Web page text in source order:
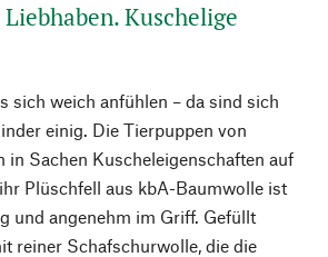
Kuschelige
sich weich anfühlen – da sind sich
einig. Die Tierpuppen von
in Sachen Kuscheleigenschaften auf
Plüschfell aus kbA-Baumwolle ist
und angenehm im Griff. Gefüllt
reiner Schafschurwolle, die die